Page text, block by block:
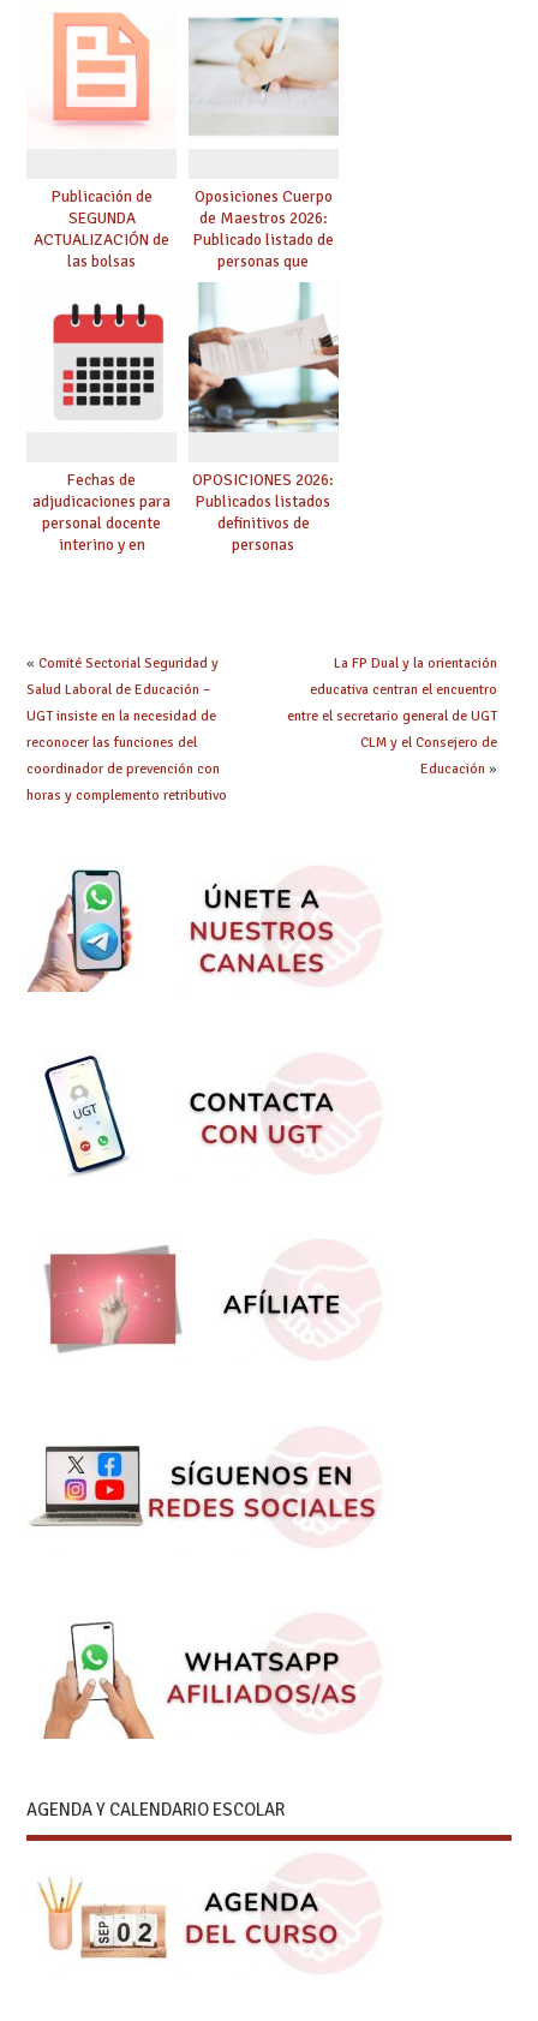
prácticas, se regulan
dichas prácticas y se
convoca acto público
de adjudicación
Publicación de
SEGUNDA
ACTUALIZACIÓN de
las bolsas
Cuerpo de Maestros
de especialidades
convocadas a
oposición
Oposiciones Cuerpo
de Maestros 2026:
Publicado listado de
personas que
adquieren nueva
especialidad
Fechas de
adjudicaciones para
personal docente
interino y en
OPOSICIONES 2026:
Publicados listados
definitivos de
personas
« Comité Sectorial Seguridad y
Salud Laboral de Educación –
UGT insiste en la necesidad de
reconocer las funciones del
coordinador de prevención con
horas y complemento retributivo
La FP Dual y la orientación
educativa centran el encuentro
entre el secretario general de UGT
CLM y el Consejero de
Educación »
AGENDA Y CALENDARIO ESCOLAR